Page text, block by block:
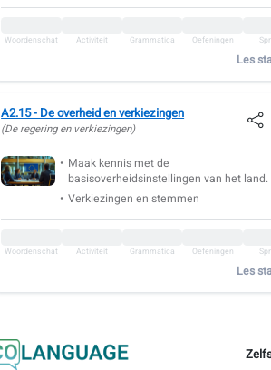
Woordenschat Activiteit Grammatica Oefeningen
Les
A2.15 - De overheid en verkiezingen
(De regering en verkiezingen)
Maak kennis met de
basisoverheidsinstellingen van het land.
Verkiezingen en stemmen
Woordenschat Activiteit Grammatica Oefeningen
Les